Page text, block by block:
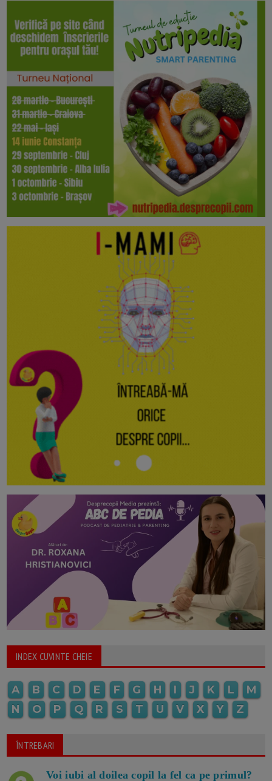
INDEX CUVINTE CHEIE
A B C D E F G H I J K L
M
N
O P Q R S T U V X Y Z
ÎNTREBARI
Voi iubi al doilea copil la fel ca pe primul?